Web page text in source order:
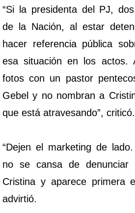
“Si la presidenta del PJ,
de la Nación, al estar
hacer referencia pública
esa situación en los actos.
fotos con un pastor
Gebel y no nombran a
que está atravesando”, criticó.
“Dejen el marketing de
no se cansa de denunciar
Cristina y aparece primera
advirtió.